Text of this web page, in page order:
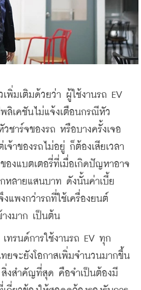
มเติมด้วยว่า ผู้ใช้งานรถ EV
ลิเคชันไม่แจ้งเตือนกรณีหัว
ชาร์จของรถ หรือบางครั้งเจอ
จ้าของรถไม่อยู่ ก็ต้องเสียเวลา
องแบตเตอรี่ที่เมื่อเกิดปัญหาอาจ
หลายแสนบาท ดังนั้นค่าเบี้ย
แพงกว่ารถที่ใช้เครื่องยนต์
งมาก เป็นต้น
รนด์การใช้งานรถ EV ทุก
ยจะยังโอกาสเพิ่มจำนวนมากขึ้น
งสำคัญที่สุด คือจำเป็นต้องมี